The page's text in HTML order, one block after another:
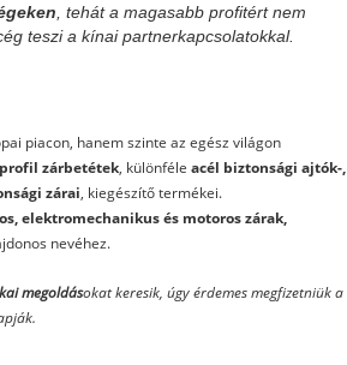
, tehát a magasabb profitért nem
teszi a kínai partnerkapcsolatokkal.
piacon, hanem szinte az egész világon
zárbetétek, különféle acél biztonsági ajtók-,
zárai, kiegészítő termékei.
elektromechanikus és motoros zárak,
nevéhez.
megoldásokat keresik, úgy érdemes megfizetniük a